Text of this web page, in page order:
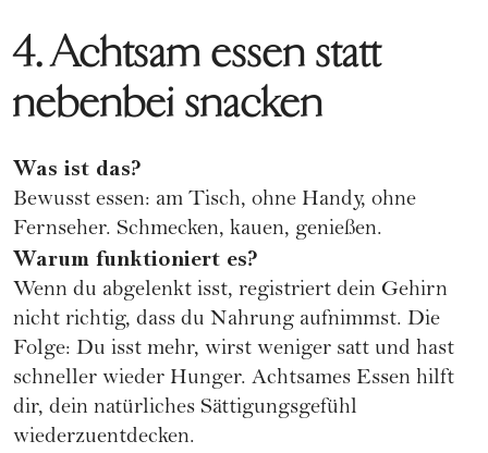
4. Achtsam essen statt
nebenbei snacken
Was ist das?
Bewusst essen: am Tisch, ohne Handy, ohne
Fernseher. Schmecken, kauen, genießen.
Warum funktioniert es?
Wenn du abgelenkt isst, registriert dein Gehirn
nicht richtig, dass du Nahrung aufnimmst. Die
Folge: Du isst mehr, wirst weniger satt und hast
schneller wieder Hunger. Achtsames Essen hilft
dir, dein natürliches Sättigungsgefühl
wiederzuentdecken.